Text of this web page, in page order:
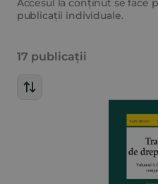
publicații individuale.
17 publicații